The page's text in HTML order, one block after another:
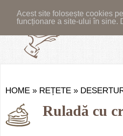
Acest site folosește cookies
funcționare a site-ului în sine.
HOME » REȚETE »
Ruladă cu